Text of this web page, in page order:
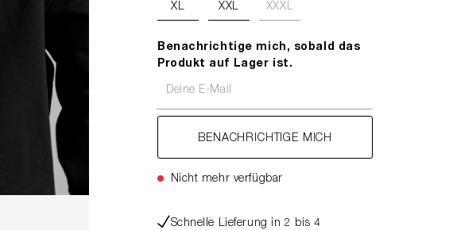
XL XXL XXXL
Benachrichtige mich, sobald das
Produkt auf Lager ist.
BENACHRICHTIGE MICH
Nicht mehr verfügbar
Schnelle Lieferung in 2 bis 4